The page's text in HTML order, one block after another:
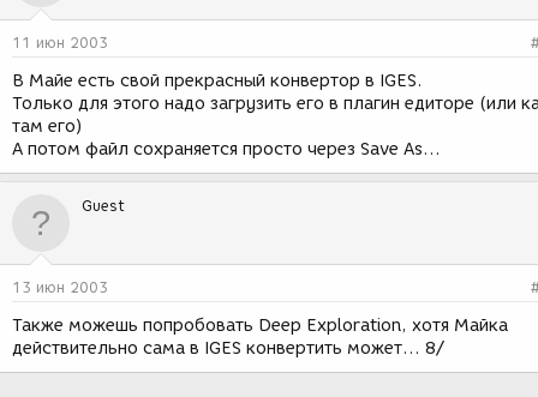
11 июн 2003
В Майе есть свой прекрасный конвертор в IGES.
Только для этого надо загрузить его в плагин едиторе (или
там его)
А потом файл сохраняется просто через Save As...
Guest
13 июн 2003
Также можешь попробовать Deep Exploration, хотя Майка
действительно сама в IGES конвертить может... 8/